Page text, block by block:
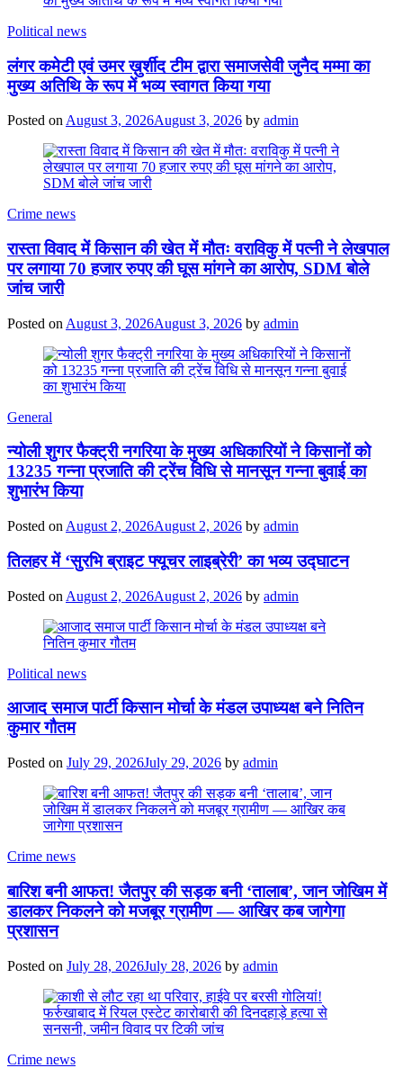
Political news
लंगर कमेटी एवं उमर ख़ुर्शीद टीम द्वारा समाजसेवी जुनैद मम्मा का
मुख्य अतिथि के रूप में भव्य स्वागत किया गया
Posted on August 3, 2026August 3, 2026 by admin
Crime news
रास्ता विवाद में किसान की खेत में मौतः वराविकु में पत्नी ने लेखपाल
पर लगाया 70 हजार रुपए की घूस मांगने का आरोप, SDM बोले
जांच जारी
Posted on August 3, 2026August 3, 2026 by admin
General
न्योली शुगर फैक्ट्री नगरिया के मुख्य अधिकारियों ने किसानों को
13235 गन्ना प्रजाति की ट्रेंच विधि से मानसून गन्ना बुवाई का
शुभारंभ किया
Posted on August 2, 2026August 2, 2026 by admin
तिलहर में ‘सुरभि ब्राइट फ्यूचर लाइब्रेरी’ का भव्य उद्घाटन
Posted on August 2, 2026August 2, 2026 by admin
Political news
आजाद समाज पार्टी किसान मोर्चा के मंडल उपाध्यक्ष बने नितिन
कुमार गौतम
Posted on July 29, 2026July 29, 2026 by admin
Crime news
बारिश बनी आफत! जैतपुर की सड़क बनी ‘तालाब’, जान जोखिम में
डालकर निकलने को मजबूर ग्रामीण — आखिर कब जागेगा
प्रशासन
Posted on July 28, 2026July 28, 2026 by admin
Crime news